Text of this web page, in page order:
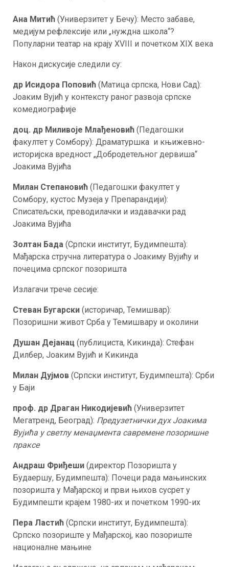
Ана Митић (Универзитет у Бечу): Место забаве,
медијум рефлексије или „нуждна школа“?
Популарни театар на крају XVIII и почетком XIX века
Након дискусије следили су:
др Исидора Поповић (Матица српска, Нови Сад):
Јоаким Вујић у контексту раног развоја српске
комедиографије
доц. др Миливоје Млађеновић (Педагошки
факултет у Сомбору): Драматуршка и књижевно-
историјска вредност „Добродетељног дервиша“
Јоакима Вујића
Милан Степановић (Педагошки факултет у
Сомбору, кустос Музеја у Препарандији):
Списатељски, преводилачки и издавачки рад
Јоакима Вујића
Золтан Бада (Српски институт, Будимпешта):
Мађарска стручна литература о Јоакиму Вујићу и
почецима српског позоришта
Излагачи трече сесије:
Стеван Бугарски (историчар, Темишвар):
Позоришни живот Срба у Темишвару и околини
Душан Дејанац (публициста, Кикинда): Стефан
Дилбер, Јоаким Вујић и Кикинда
Милан Дујмов (Српски институт, Будимпешта): Срби
у Баји
проф. др Драган Никодијевић (Универзитет
Мегатренд, Београд): Предузетнички дух Јоакима
Вујића у светлу менаџмента савремене позоришне
праксе
Андраш Фриђеши (директор Позоришта у
Будаершу, Будимпешта): Почеци рада мањинских
позоришта у Мађарској и први њихов сусрет у
Будимпешти крајем 1980-их и почетком 1990-их
Пера Ластић (Српски институт, Будимпешта):
Српско позориште у Мађарској, као позориште
националне мањине